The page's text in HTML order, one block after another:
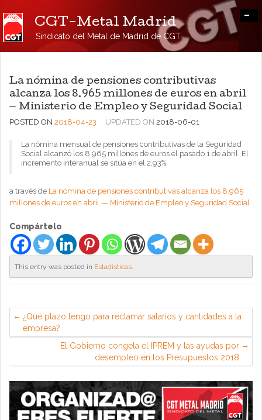
CGT-Metal Madrid
Sindicato del Metal de Madrid de CGT
-
La nómina de pensiones contributivas
alcanza los 8.965 millones de euros en abril
— Ministerio de Empleo y Seguridad Social
POSTED ON 2018-04-23 UPDATED ON 2018-06-01
La nómina mensual de pensiones contributivas de la Seguridad
Social alcanzó los 8.965 millones de euros el pasado 1 de abril. El
incremento interanual se sitúa en el 2,93%.
a través de La nómina de pensiones contributivas alcanza los 8.965
millones de euros en abril — Ministerio de Empleo y Seguridad Social
Compártelo
This entry was posted in Estadisticas.
¿Qué plazo tengo para reclamar salarios y cantidades a la
empresa?
El Gobierno congela el IPREM y las ayudas por
desempleo en los Presupuestos 2018